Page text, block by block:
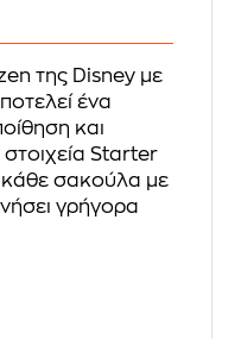
της Disney με
ένα
και
στοιχεία Starter
κάθε σακούλα με
γρήγορα